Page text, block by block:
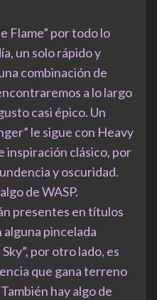
Flame” por todo lo
un solo rápido y
combinación de
a lo largo
casi épico. Un
le sigue con Heavy
inspiración clásico, por
y oscuridad.
de WASP.
presentes en títulos
alguna pincelada
por otro lado, es
que gana terreno
hay algo de